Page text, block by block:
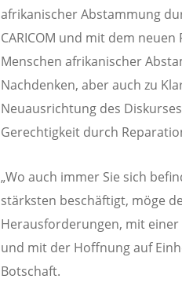
afrikanischer Abstammung
CARICOM und mit dem
Menschen afrikanischer
Nachdenken, aber auch zu
Neuausrichtung des
Gerechtigkeit durch
„Wo auch immer Sie sich
stärksten beschäftigt, möge
Herausforderungen, mit
und mit der Hoffnung auf
Botschaft.